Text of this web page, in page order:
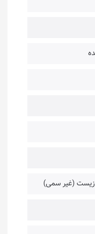
زیست (غیر سمی)